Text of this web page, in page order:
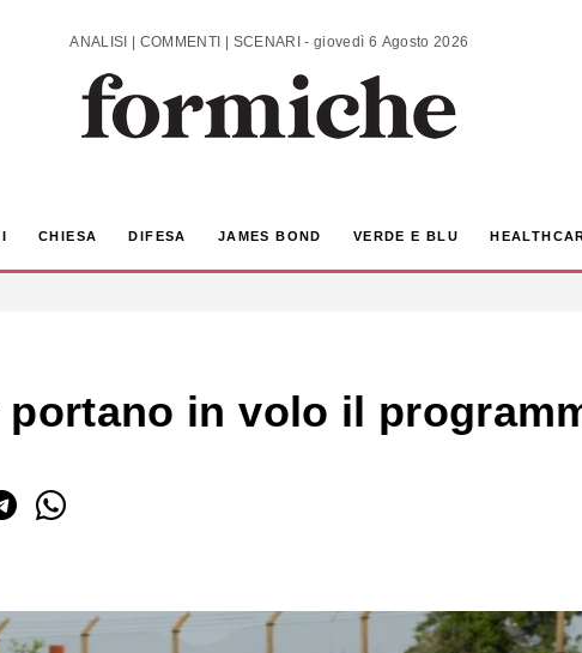
ANALISI | COMMENTI | SCENARI - giovedì 6 Agosto 2026
CHIESA DIFESA JAMES BOND VERDE E BLU
in volo il